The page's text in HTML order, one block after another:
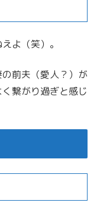
よ（笑）。
前夫（愛人？）が
繋がり過ぎと感じ